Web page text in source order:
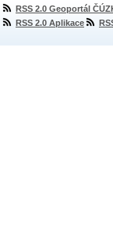
RSS 2.0 Geoportál
RSS 2.0 Aplikace